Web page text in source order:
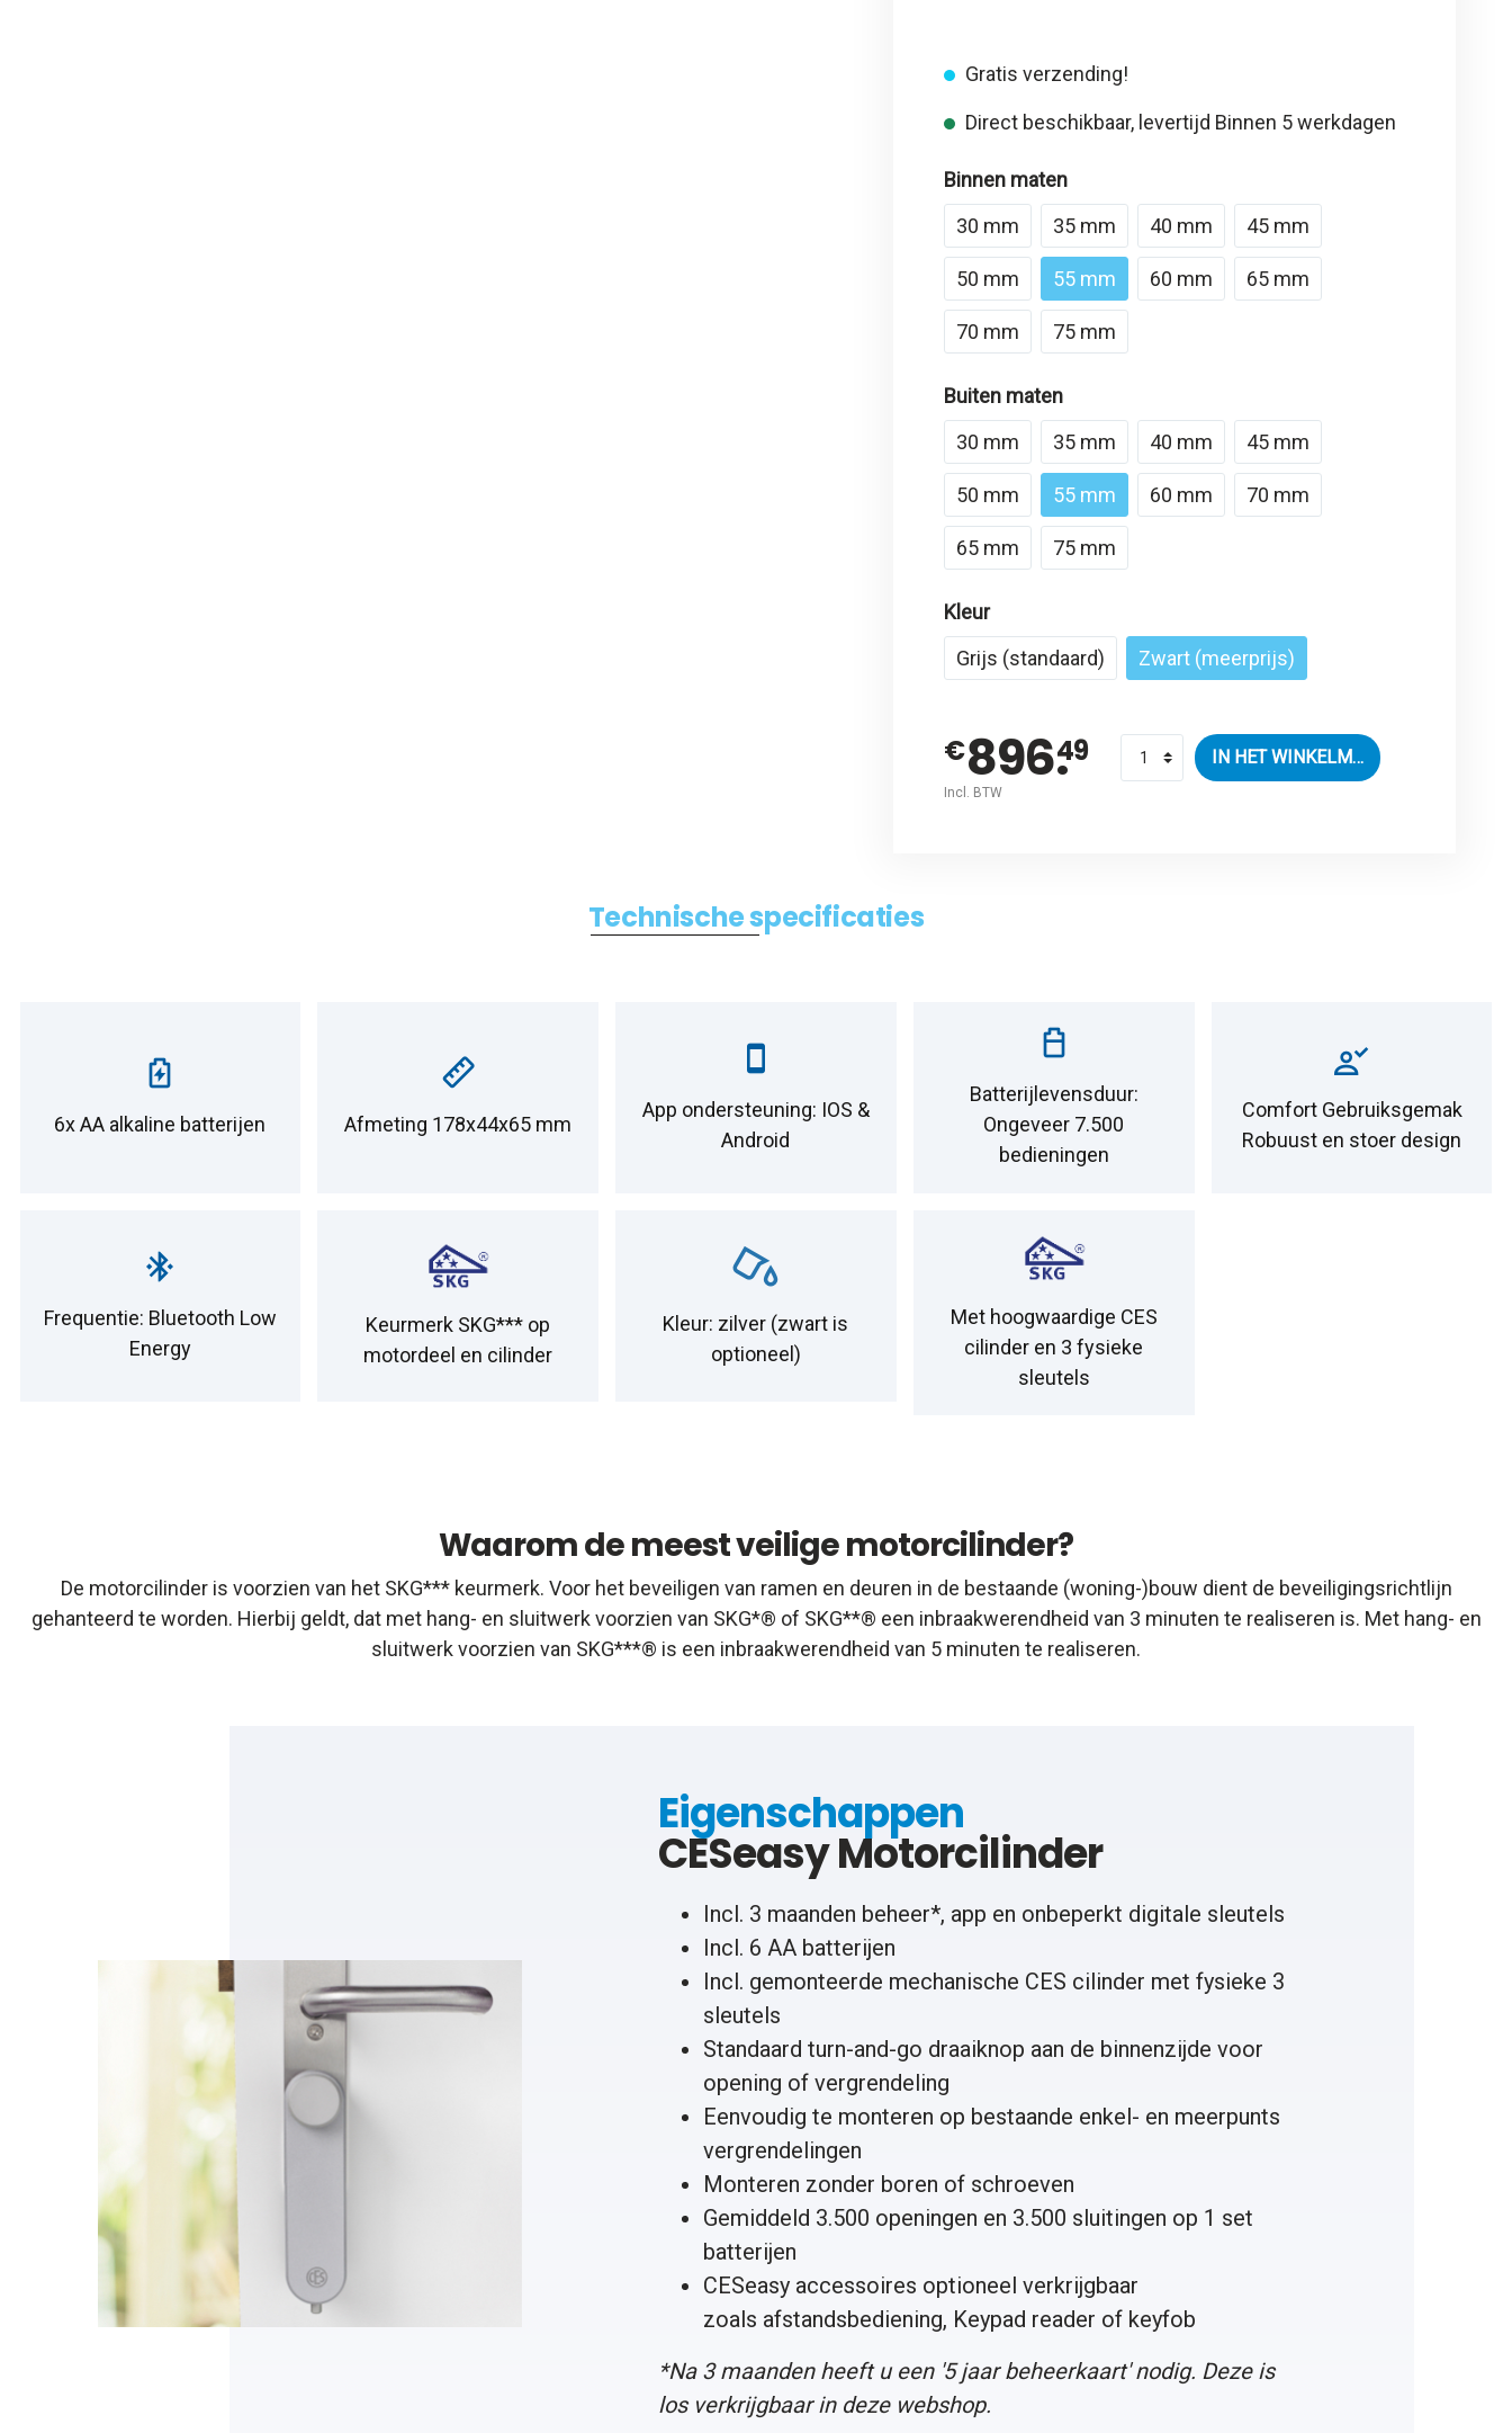
Gratis verzending!
Direct beschikbaar, levertijd Binnen 5 werkdagen
Binnen maten
30 mm
35 mm 40 mm 45 mm
50 mm 55 mm 60 mm 65 mm
70 mm 75 mm
Buiten maten
30 mm
35 mm 40 mm 45 mm
50 mm 55 mm 60 mm 70 mm
65 mm 75 mm
Kleur
Grijs (standaard)
Zwart (meerprijs)
€896.49
Incl. BTW
IN HET WINKELMANDJE
Technische specificaties
6x AA alkaline batterijen Afmeting 178x44x65 mm
App ondersteuning: IOS &
Android
Batterijlevensduur:
Ongeveer 7.500
bedieningen
Comfort Gebruiksgemak
Robuust en stoer design
Frequentie: Bluetooth Low
Energy
Keurmerk SKG*** op
motordeel en cilinder
Kleur: zilver (zwart is
optioneel)
Met hoogwaardige CES
cilinder en 3 fysieke
sleutels
Waarom de meest veilige motorcilinder?
De motorcilinder is voorzien van het SKG*** keurmerk. Voor het beveiligen van ramen en deuren in de bestaande (woning-)bouw dient de beveiligingsrichtlijn
gehanteerd te worden. Hierbij geldt, dat met hang- en sluitwerk voorzien van SKG*® of SKG**® een inbraakwerendheid van 3 minuten te realiseren is. Met hang- en
sluitwerk voorzien van SKG***® is een inbraakwerendheid van 5 minuten te realiseren.
Eigenschappen
CESeasy Motorcilinder
Incl. 3 maanden beheer*, app en onbeperkt digitale sleutels
Incl. 6 AA batterijen
Incl. gemonteerde mechanische CES cilinder met fysieke 3
sleutels
Standaard turn-and-go draaiknop aan de binnenzijde voor
opening of vergrendeling
Eenvoudig te monteren op bestaande enkel- en meerpunts
vergrendelingen
Monteren zonder boren of schroeven
Gemiddeld 3.500 openingen en 3.500 sluitingen op 1 set
batterijen
CESeasy accessoires optioneel verkrijgbaar
zoals afstandsbediening, Keypad reader of keyfob
*Na 3 maanden heeft u een '5 jaar beheerkaart' nodig. Deze is
los verkrijgbaar in deze webshop.